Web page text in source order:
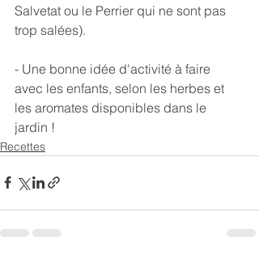
Salvetat ou le Perrier qui ne sont pas
trop salées).
- Une bonne idée d'activité à faire
avec les enfants, selon les herbes et
les aromates disponibles dans le
jardin !
Recettes